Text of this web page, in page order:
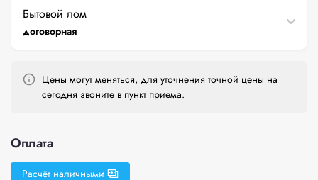
Бытовой лом
договорная
Цены могут меняться, для уточнения точной цены на
сегодня звоните в пункт приема.
Оплата
Расчёт наличными